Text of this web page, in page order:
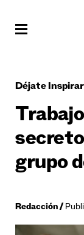
Déjate Inspirar
grupo
Redacción